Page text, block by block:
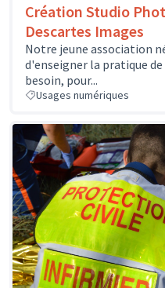
Création Studio
Descartes Images
Notre jeune association
d'enseigner la pratique
besoin, pour...
Usages numériques